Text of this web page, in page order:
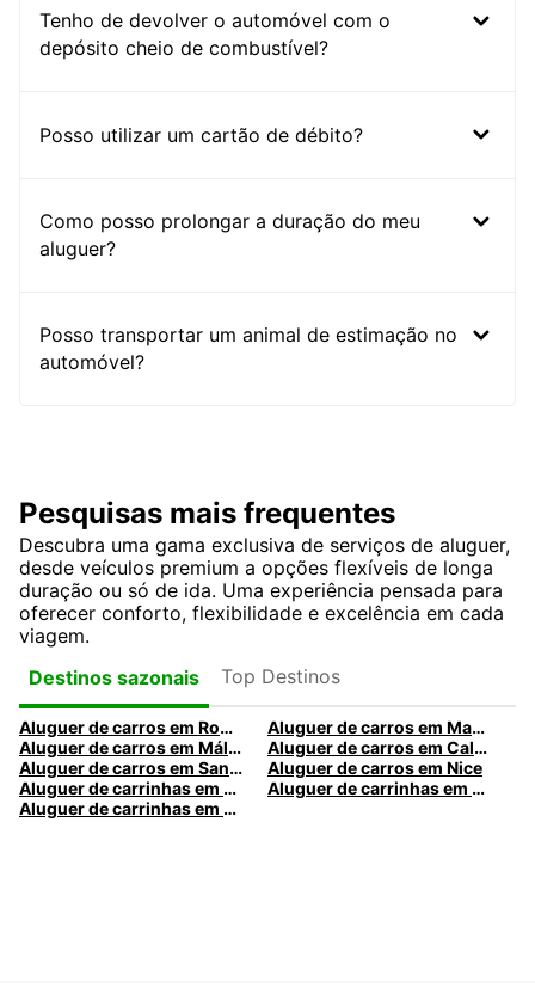
Tenho de devolver o automóvel com o
depósito cheio de combustível?
Posso utilizar um cartão de débito?
Como posso prolongar a duração do meu
aluguer?
Posso transportar um animal de estimação no
automóvel?
Pesquisas mais frequentes
Descubra uma gama exclusiva de serviços de aluguer,
desde veículos premium a opções flexíveis de longa
duração ou só de ida. Uma experiência pensada para
oferecer conforto, flexibilidade e excelência em cada
viagem.
Destinos sazonais
Top Destinos
Aluguer de carros em Roma
Aluguer de carros em Madrid
Aluguer de carros em Málaga
Aluguer de carros em Caldas da Rainha
Aluguer de carros em Santa Maria da Feira
Aluguer de carros em Nice
Aluguer de carrinhas em Nice
Aluguer de carrinhas em Santa Maria da Feira
Aluguer de carrinhas em Caldas da Rainha